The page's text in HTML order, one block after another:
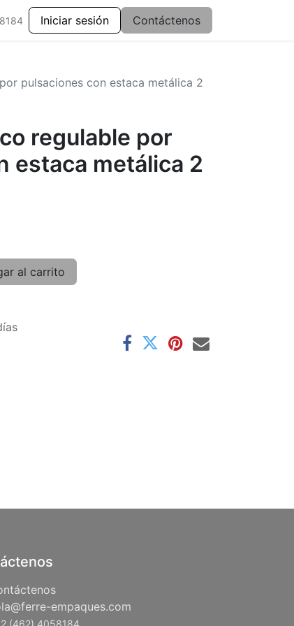
Iniciar sesión Contáctenos
pulsaciones con estaca metálica 2
regulable por
estaca metálica 2
al carrito
empaques.com
(462) 4058184